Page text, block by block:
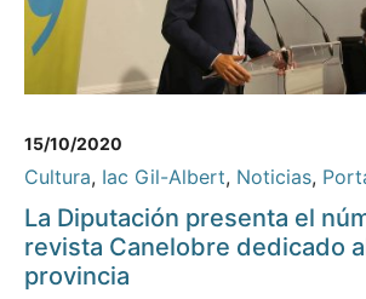
15/10/2020
Cultura, Iac Gil-Albert, Noticias,
La Diputación presenta el
revista Canelobre dedicado
provincia